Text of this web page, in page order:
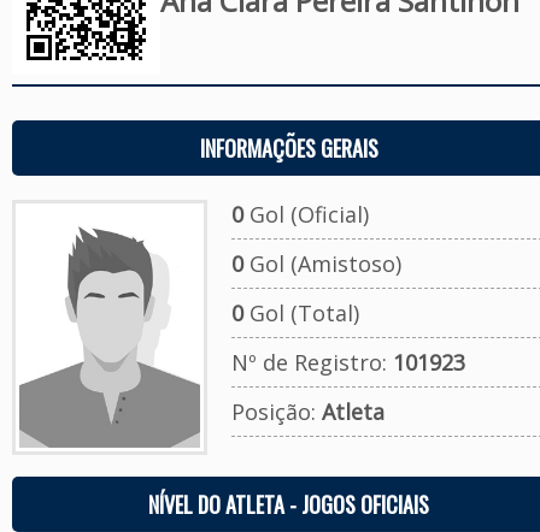
INFORMAÇÕES GERAIS
0Gol (Oficial)
0Gol (Amistoso)
0Gol (Total)
Nº de Registro: 101923
Posição: Atleta
NÍVEL DO ATLETA - JOGOS OFICIAIS